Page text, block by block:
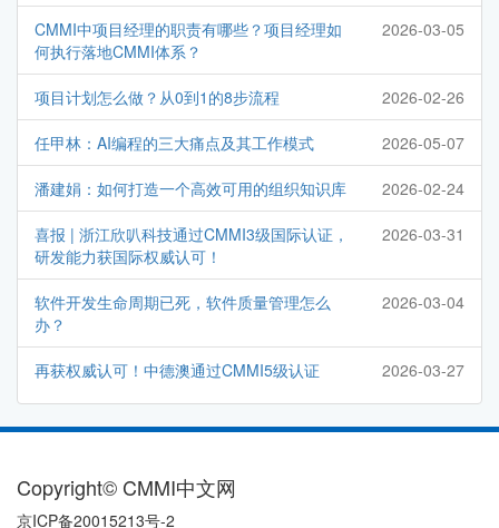
CMMI中项目经理的职责有哪些？项目经理如
何执行落地CMMI体系？
2026-03-05
项目计划怎么做？从0到1的8步流程 2026-02-26
任甲林：AI编程的三大痛点及其工作模式 2026-05-07
潘建娟：如何打造一个高效可用的组织知识库 2026-02-24
喜报 | 浙江欣叭科技通过CMMI3级国际认证，
研发能力获国际权威认可！
2026-03-31
软件开发生命周期已死，软件质量管理怎么
办？
2026-03-04
再获权威认可！中德澳通过CMMI5级认证 2026-03-27
Copyright© CMMI中文网
京ICP备20015213号-2